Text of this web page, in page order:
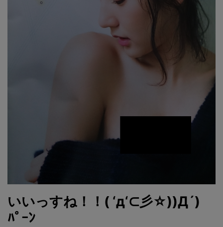
いいっすね！！( ‘д‘⊂彡☆))Д´)
ﾊﾟｰﾝ